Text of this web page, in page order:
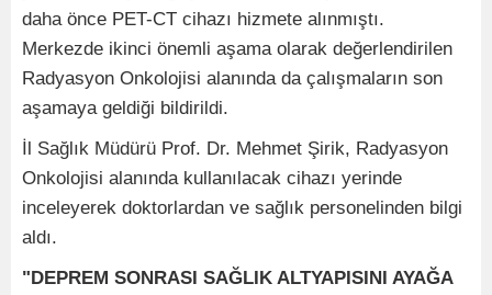
daha önce PET-CT cihazı hizmete alınmıştı.
Merkezde ikinci önemli aşama olarak değerlendirilen
Radyasyon Onkolojisi alanında da çalışmaların son
aşamaya geldiği bildirildi.
İl Sağlık Müdürü Prof. Dr. Mehmet Şirik, Radyasyon
Onkolojisi alanında kullanılacak cihazı yerinde
inceleyerek doktorlardan ve sağlık personelinden bilgi
aldı.
"DEPREM SONRASI SAĞLIK ALTYAPISINI AYAĞA